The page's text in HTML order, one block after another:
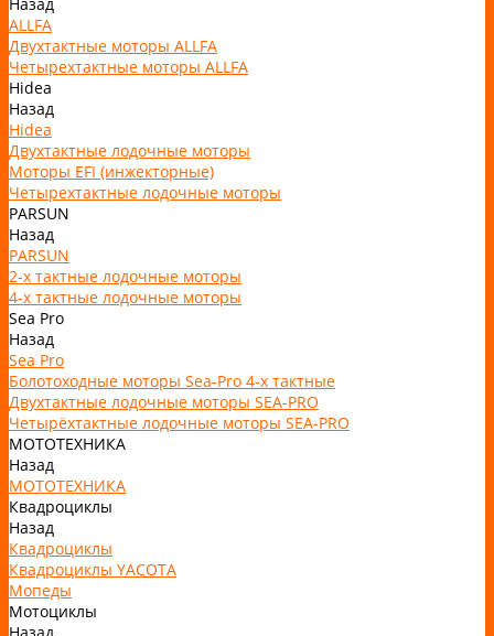
ALLFA
Двухтактные моторы ALLFA
Четырехтактные моторы ALLFA
Hidea
Назад
Hidea
Двухтактные лодочные моторы
Моторы EFI (инжекторные)
Четырехтактные лодочные моторы
PARSUN
Назад
PARSUN
2-х тактные лодочные моторы
4-х тактные лодочные моторы
Sea Pro
Назад
Sea Pro
Болотоходные моторы Sea-Pro 4-х тактные
Двухтактные лодочные моторы SEA-PRO
Четырёхтактные лодочные моторы SEA-PRO
МОТОТЕХНИКА
Назад
МОТОТЕХНИКА
Квадроциклы
Назад
Квадроциклы
Квадроциклы YACOTA
Мопеды
Мотоциклы